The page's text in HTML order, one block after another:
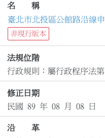
名 稱
臺北市北投區公館路沿線
非現行版本
法規位階
行政規則：屬行政程序法
修正日期
民國 89 年 08 月 08 日
沿 革